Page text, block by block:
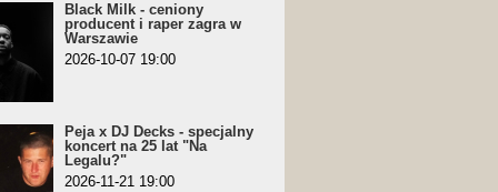
Black Milk - ceniony
producent i raper zagra w
Warszawie
2026-10-07 19:00
Peja x DJ Decks - specjalny
koncert na 25 lat "Na
Legalu?"
2026-11-21 19:00